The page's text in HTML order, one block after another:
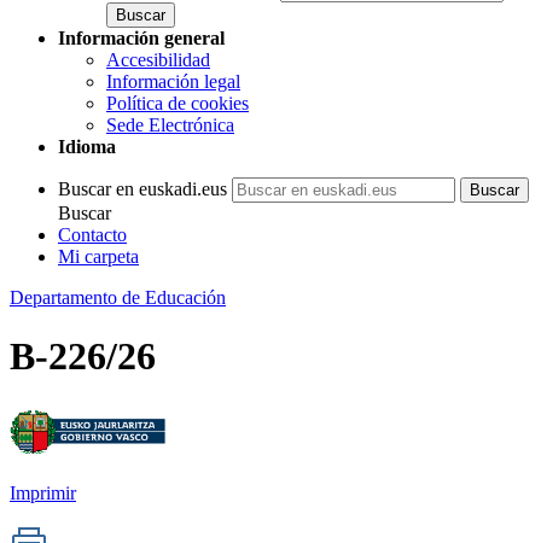
Información general
Accesibilidad
Información legal
Política de cookies
Sede Electrónica
Idioma
Buscar en euskadi.eus
Buscar
Contacto
Mi carpeta
Departamento de Educación
B-226/26
Imprimir